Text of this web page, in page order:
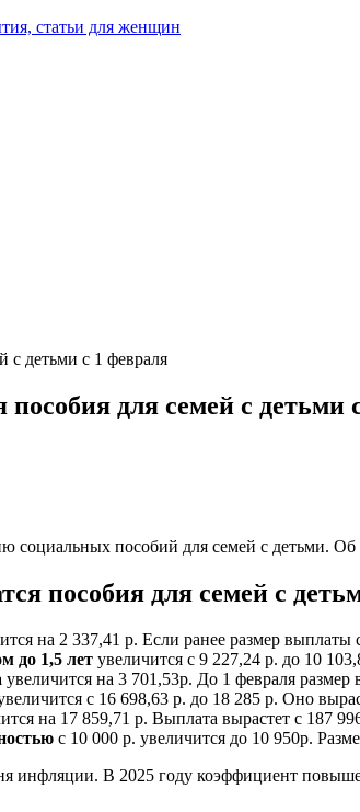
статьи для женщин
с детьми с 1 февраля
для семей с детьми
пособий для семей с детьми. Об
пособия для семей с
на 2 337,41 р. Если ранее размер выплаты
до 1,5 лет увеличится с 9 227,24 р. до 10
увеличится на 3 701,53р. До 1 февраля размер
с 16 698,63 р. до 18 285 р. Оно
на 17 859,71 р. Выплата вырастет с 187
с 10 000 р. увеличится до 10 950р.
инфляции. В 2025 году коэффициент